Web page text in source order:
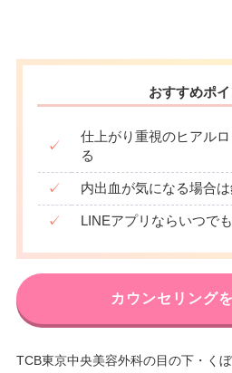
おすすめポイ
✓
仕上がり重視のヒアル
る
✓ 内出血が気になる場合
✓ LINEアプリならいつで
カウンセリング
TCB東京中央美容外科の目の下・く